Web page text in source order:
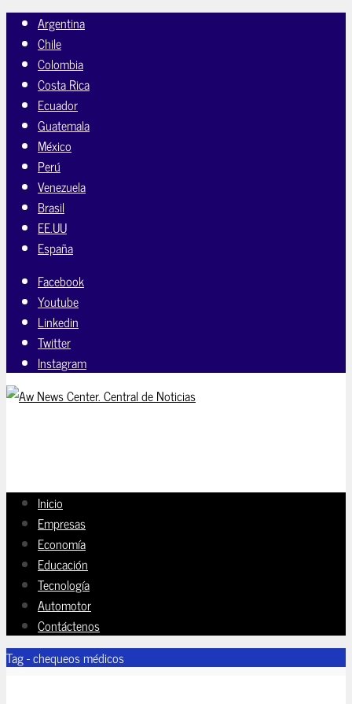
Argentina
Chile
Colombia
Costa Rica
Ecuador
Guatemala
México
Perú
Venezuela
Brasil
EE.UU
España
Facebook
Youtube
Linkedin
Twitter
Instagram
Inicio
Empresas
Economía
Educación
Tecnología
Automotor
Contáctenos
Tag - chequeos médicos